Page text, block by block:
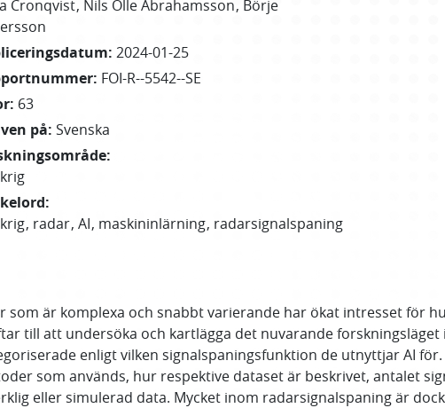
Cronqvist Nils OlleAbrahamsson Börje
: 2024-01-25
: FOI-R--5542--SE
: 63
på: Svenska
:
:
radar AI maskininlärning radarsignalspaning
som är komplexa och snabbt varierande har ökat intresset för
till att undersöka och kartlägga det nuvarande
enligt vilken signalspaningsfunktion de utnyttjar AI
som används, hur respektive dataset är beskrivet, antalet
eller simulerad data. Mycket inom radarsignalspaning är